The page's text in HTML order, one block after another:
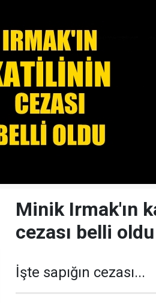
Minik Irmak'ın
cezası belli oldu
İşte sapığın cezası...